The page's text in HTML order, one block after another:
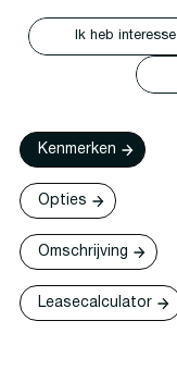
Ik heb interesse
Kenmerken
Opties
Omschrijving
Leasecalculator